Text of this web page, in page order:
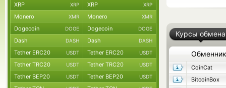
Курсы обмена
Обменник
CoinCat
BitcoinBox
XRP XRP XRP XRP
Monero XMR Monero XMR
Dogecoin DOGE Dogecoin DOGE
Dash DASH Dash DASH
Tether ERC20 USDT Tether ERC20 USDT
Tether TRC20 USDT Tether TRC20 USDT
Tether BEP20 USDT Tether BEP20 USDT